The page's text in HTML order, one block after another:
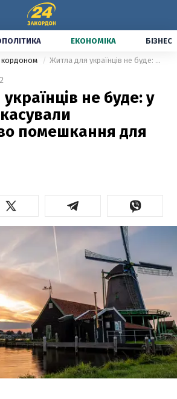
ЕКОНОМІКА БІЗНЕС
кордоном Житла для українців не буде: у країні ЄС скасували будівництво помешкання для біженців
2
не буде: у
помешкання для